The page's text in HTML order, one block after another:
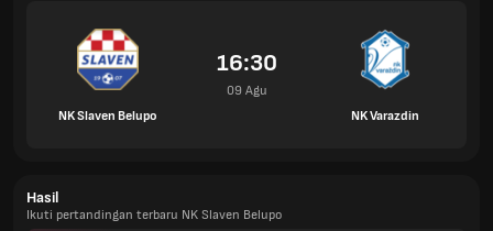
NK Slaven Belupo
16:30
09 Agu
NK Varazdin
Hasil
Ikuti pertandingan terbaru NK Slaven Belupo